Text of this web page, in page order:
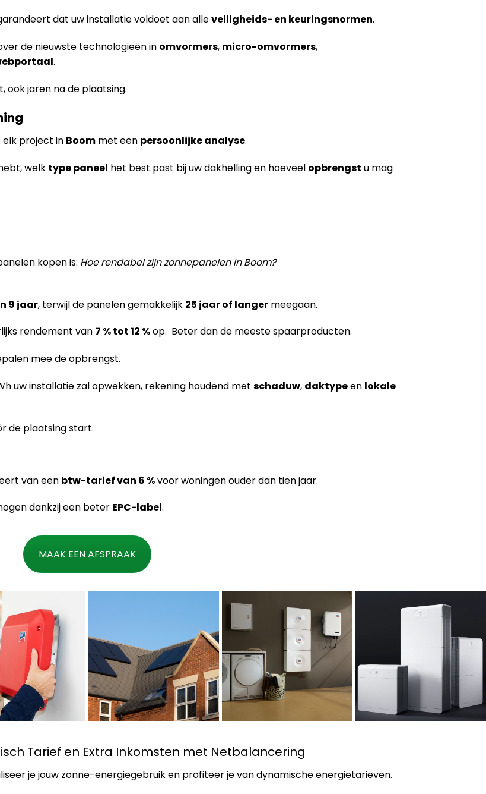
dat uw installatie voldoet aan alleveiligheids- en keuringsnormen.
de nieuwste technologieën in omvormers, micro-omvormers,
.
ook jaren na de plaatsing.
elk project in Boom met een persoonlijke analyse.
welk type paneel het best past bij uw dakhelling en hoeveel opbrengst u mag
kopen is: Hoe rendabel zijn zonnepanelen in Boom?
9 jaar, terwijl de panelen gemakkelijk 25 jaar of langer meegaan.
rendement van 7 % tot 12 %op. Beter dan de meeste spaarproducten.
mee de opbrengst.
uw installatie zal opwekken, rekening houdend met schaduw, daktypeen lokale
de plaatsing start.
van een btw-tarief van 6 %voor woningen ouder dan tien jaar.
dankzij een beter EPC-label.
MAAK EEN AFSPRAAK
Tarief en Extra Inkomsten met Netbalancering
je jouw zonne-energiegebruik en profiteer je van dynamische energietarieven.